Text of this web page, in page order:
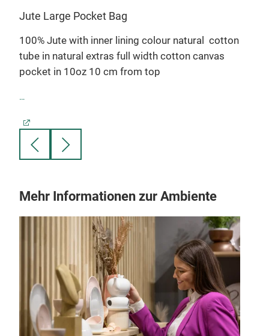
Jute Large Pocket Bag
100% Jute with inner lining colour natural
cotton
tube in natural extras full width cotton canvas
pocket in 10oz 10 cm from top
Mehr Informationen zur Ambiente